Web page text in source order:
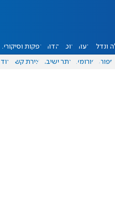
ונדל"ן דעות אוכל יהדות הפקות וסיקורים
ספורט פורומים אתר ישיבה יצירת קשר עוד